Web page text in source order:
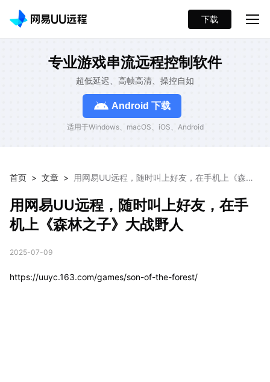
下载
专业游戏串流远程控制软件
超低延迟、高帧高清、操控自如
Android 下载
适用于Windows、macOS、iOS、Android
首页 > 文章 >
用网易UU远程，随时叫上好友，在手机上《森林
用网易UU远程，随时叫上好友，在手
机上《森林之子》大战野人
2025-07-09
https://uuyc.163.com/games/son-of-the-forest/